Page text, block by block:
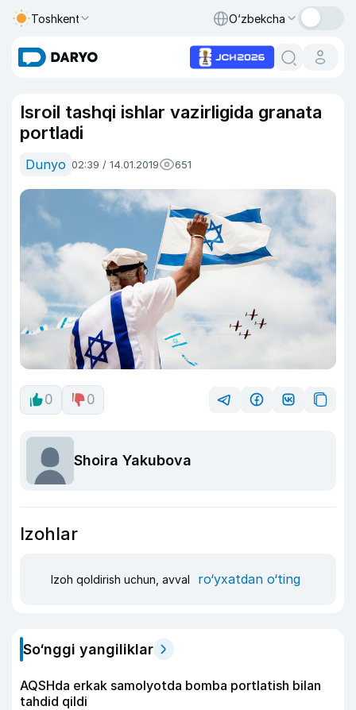
Toshkent O‘zbekcha
Isroil tashqi ishlar vazirligida granata
portladi
Dunyo 02:39 / 14.01.2019 651
0 0
Shoira Yakubova
Izohlar
Izoh qoldirish uchun, avval ro‘yxatdan o‘ting
So‘nggi yangiliklar
AQSHda erkak samolyotda bomba portlatish bilan
tahdid qildi